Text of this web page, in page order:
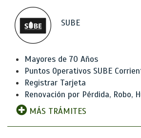
SUBE
Mayores de 70 Años
Puntos Operativos SUBE
Registrar Tarjeta
Renovación por Pérdida, Robo,
MÁS TRÁMITES